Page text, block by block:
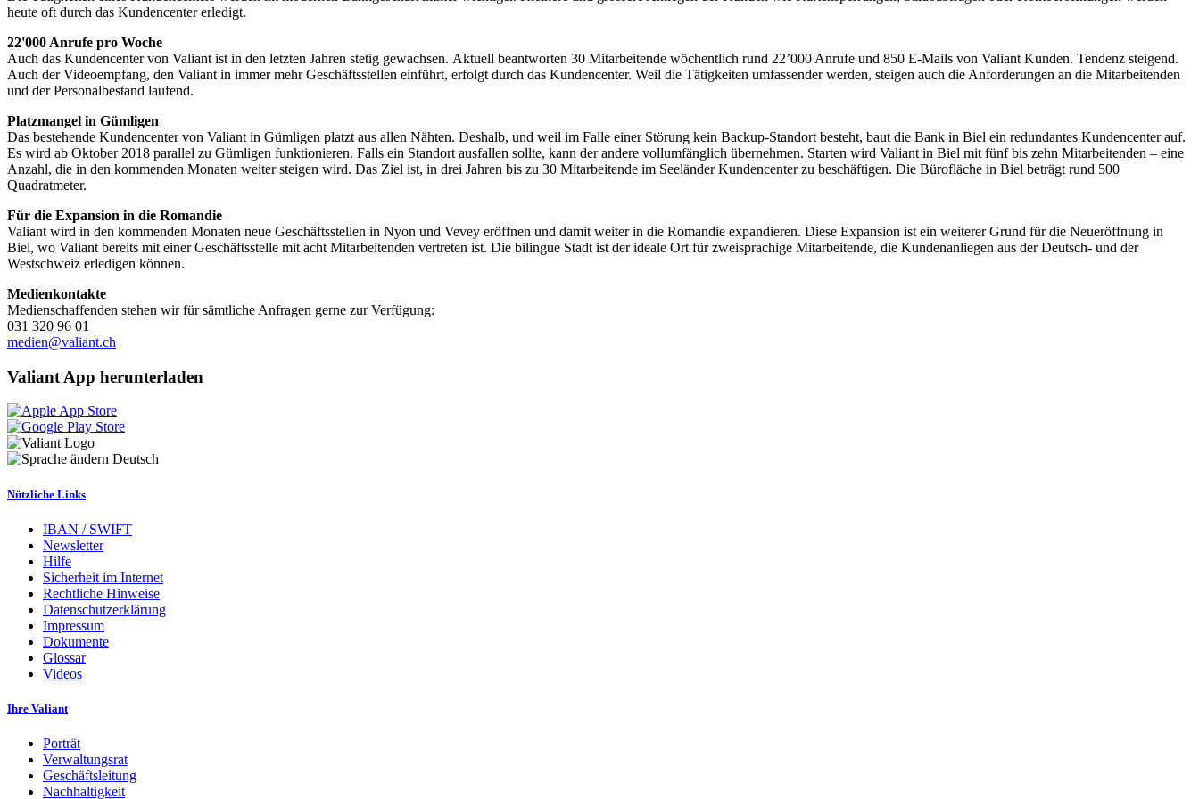
heute oft durch das Kundencenter erledigt.
22'000 Anrufe pro Woche
Auch das Kundencenter von Valiant ist in den letzten Jahren stetig gewachsen. Aktuell beantworten 30 Mitarbeitende wöchentlich rund 22’000 Anrufe und 850 E-Mails von Valiant Kunden. Tendenz steigend.
Auch der Videoempfang, den Valiant in immer mehr Geschäftsstellen einführt, erfolgt durch das Kundencenter. Weil die Tätigkeiten umfassender werden, steigen auch die Anforderungen an die Mitarbeitenden
und der Personalbestand laufend.
Platzmangel in Gümligen
Das bestehende Kundencenter von Valiant in Gümligen platzt aus allen Nähten. Deshalb, und weil im Falle einer Störung kein Backup-Standort besteht, baut die Bank in Biel ein redundantes Kundencenter auf.
Es wird ab Oktober 2018 parallel zu Gümligen funktionieren. Falls ein Standort ausfallen sollte, kann der andere vollumfänglich übernehmen. Starten wird Valiant in Biel mit fünf bis zehn Mitarbeitenden – eine
Anzahl, die in den kommenden Monaten weiter steigen wird. Das Ziel ist, in drei Jahren bis zu 30 Mitarbeitende im Seeländer Kundencenter zu beschäftigen. Die Bürofläche in Biel beträgt rund 500
Quadratmeter.
Für die Expansion in die Romandie
Valiant wird in den kommenden Monaten neue Geschäftsstellen in Nyon und Vevey eröffnen und damit weiter in die Romandie expandieren. Diese Expansion ist ein weiterer Grund für die Neueröffnung in
Biel, wo Valiant bereits mit einer Geschäftsstelle mit acht Mitarbeitenden vertreten ist. Die bilingue Stadt ist der ideale Ort für zweisprachige Mitarbeitende, die Kundenanliegen aus der Deutsch- und der
Westschweiz erledigen können.
Medienkontakte
Medienschaffenden stehen wir für sämtliche Anfragen gerne zur Verfügung:
031 320 96 01
medien@valiant.ch
Valiant App herunterladen
Deutsch
Nützliche Links
IBAN / SWIFT
Newsletter
Hilfe
Sicherheit im Internet
Rechtliche Hinweise
Datenschutzerklärung
Impressum
Dokumente
Glossar
Videos
Ihre Valiant
Porträt
Verwaltungsrat
Geschäftsleitung
Nachhaltigkeit